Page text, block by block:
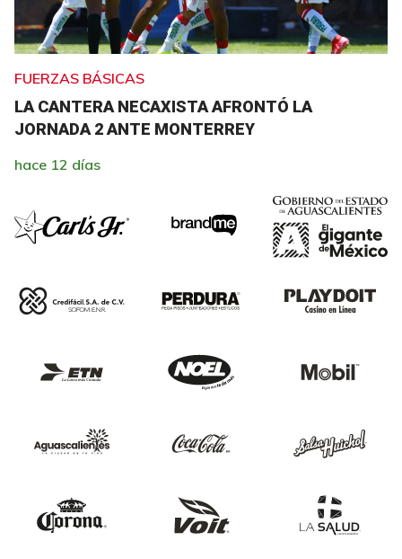
FUERZAS BÁSICAS
LA CANTERA NECAXISTA AFRONTÓ LA
JORNADA 2 ANTE MONTERREY
hace 12 días